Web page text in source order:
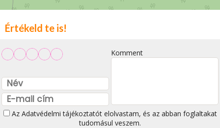
Értékeld te is!
Komment
Az Adatvédelmi tájékoztatótelolvastam, és az abban foglaltakat
tudomásul veszem.